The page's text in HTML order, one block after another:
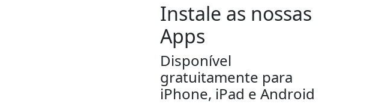
Instale as nossas
Apps
Disponível
gratuitamente para
iPhone, iPad e Android